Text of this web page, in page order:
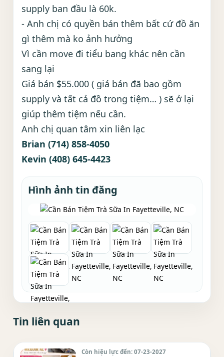
supply ban đầu là 60k.
- Anh chị có quyền bán thêm bất cứ đồ ăn
gì thêm mà ko ảnh hưởng
Vì cần move đi tiểu bang khác nên cần
sang lại
Giá bán $55.000 ( giá bán đã bao gồm
supply và tất cả đồ trong tiệm… ) sẽ ở lại
giúp thêm tiệm nếu cần.
Anh chị quan tâm xin liên lạc
Brian (714) 858-4050
Kevin (408) 645-4423
Hình ảnh tin đăng
Tin liên quan
Còn hiệu lực đến: 07-23-2027